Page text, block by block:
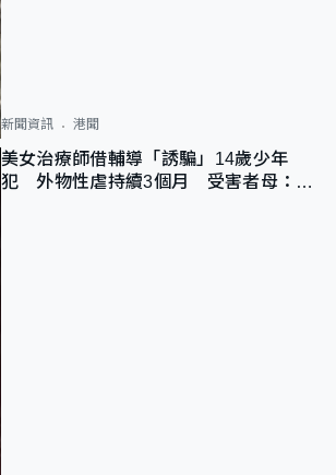
新聞資訊 港聞
美女治療師借輔導「誘騙」14歲少年
犯 外物性虐持續3個月 受害者母：要